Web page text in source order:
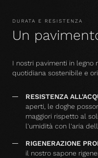
DURATA E RESISTENZA
Un
I nostri pavimenti in legno
quotidiana sostenibile e
RESISTENZA
aperti, le doghe
maggiori rispetto al
l'umidità con l'aria
RIGENERAZIONE
il nostro sapone